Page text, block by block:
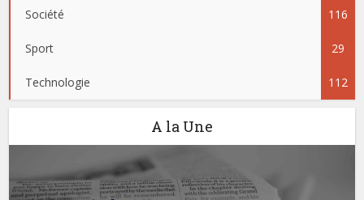
Société 116
Sport 29
Technologie 112
A la Une